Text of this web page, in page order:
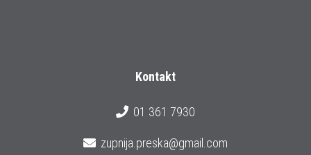
Kontakt
01 361 7930
zupnija.preska@gmail.com